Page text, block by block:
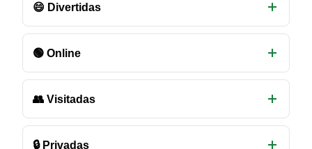
😄 Divertidas
🟢 Online
👥 Visitadas
🔒 Privadas